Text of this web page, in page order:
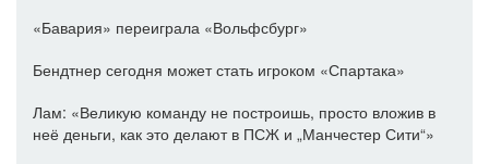
«Бавария» переиграла «Вольфсбург»
Бендтнер сегодня может стать игроком «Спартака»
Лам: «Великую команду не построишь, просто вложив в
неё деньги, как это делают в ПСЖ и „Манчестер Сити“»